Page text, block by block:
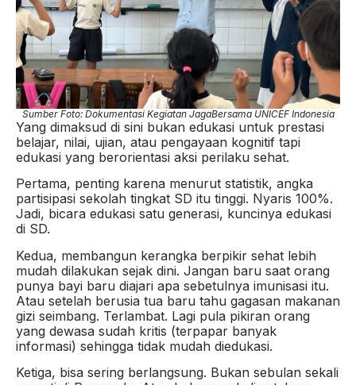
Sumber Foto: Dokumentasi Kegiatan JagaBersama UNICEF Indonesia
Yang dimaksud di sini bukan edukasi untuk prestasi
belajar, nilai, ujian, atau pengayaan kognitif tapi
edukasi yang berorientasi aksi perilaku sehat.
Pertama, penting karena menurut statistik, angka
partisipasi sekolah tingkat SD itu tinggi. Nyaris 100%.
Jadi, bicara edukasi satu generasi, kuncinya edukasi
di SD.
Kedua, membangun kerangka berpikir sehat lebih
mudah dilakukan sejak dini. Jangan baru saat orang
punya bayi baru diajari apa sebetulnya imunisasi itu.
Atau setelah berusia tua baru tahu gagasan makanan
gizi seimbang. Terlambat. Lagi pula pikiran orang
yang dewasa sudah kritis (terpapar banyak
informasi) sehingga tidak mudah diedukasi.
Ketiga, bisa sering berlangsung. Bukan sebulan sekali